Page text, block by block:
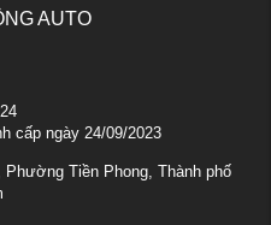
AUTO
cấp ngày 24/09/2023
Tiền Phong, Thành phố